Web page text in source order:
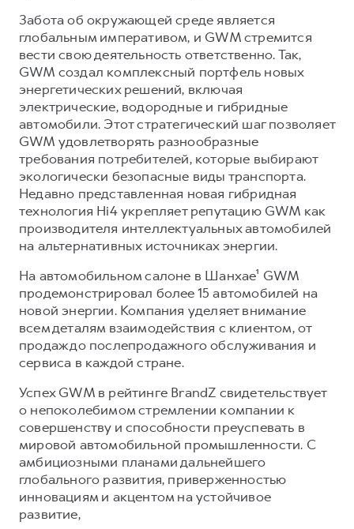
Забота об окружающей среде является
глобальным императивом, и GWM стремится
вести свою деятельность ответственно. Так,
GWM создал комплексный портфель новых
энергетических решений, включая
электрические, водородные и гибридные
автомобили. Этот стратегический шаг позволяет
GWM удовлетворять разнообразные
требования потребителей, которые выбирают
экологически безопасные виды транспорта.
Недавно представленная новая гибридная
технология Hi4 укрепляет репутацию GWM как
производителя интеллектуальных автомобилей
на альтернативных источниках энергии.
На автомобильном салоне в Шанхае¹ GWM
продемонстрировал более 15 автомобилей на
новой энергии. Компания уделяет внимание
всем деталям взаимодействия с клиентом, от
продаж до послепродажного обслуживания и
сервиса в каждой стране.
Успех GWM в рейтинге BrandZ свидетельствует
о непоколебимом стремлении компании к
совершенству и способности преуспевать в
мировой автомобильной промышленности. С
амбициозными планами дальнейшего
глобального развития, приверженностью
инновациям и акцентом на устойчивое
развитие,